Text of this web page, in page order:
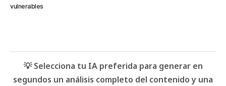
vulnerables
💡 Selecciona tu IA preferida para generar en
segundos un análisis completo del contenido y una